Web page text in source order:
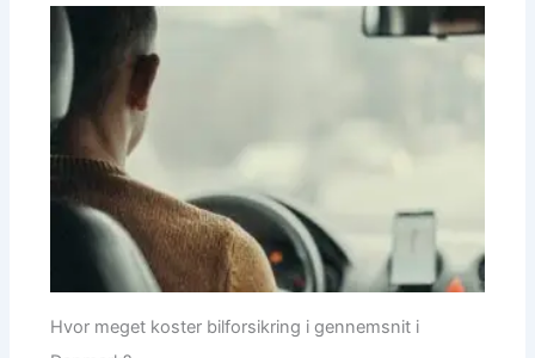
Hvor meget koster bilforsikring i gennemsnit i